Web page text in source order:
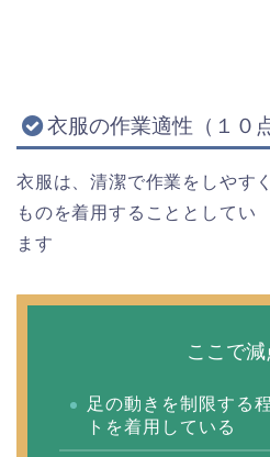
衣服の作業適性（１０
衣服は、清潔で作業をしやす
ものを着用することとしてい
ます
ここで減
足の動きを制限する
トを着用している